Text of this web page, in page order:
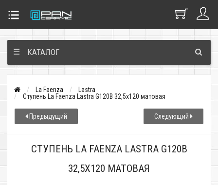
☰ КАТАЛОГ
La Faenza
Lastra
Ступень La Faenza Lastra G120B 32,5x120 матовая
Предыдущий Следующий
СТУПЕНЬ LA FAENZA LASTRA G120B
32,5X120 МАТОВАЯ